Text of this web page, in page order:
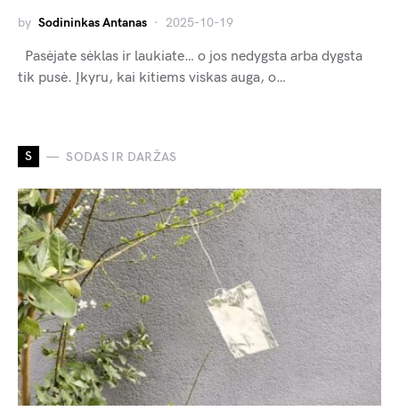
by Sodininkas Antanas 2025-10-19
Pasėjate sėklas ir laukiate… o jos nedygsta arba dygsta
tik pusė. Įkyru, kai kitiems viskas auga, o…
S SODAS IR DARŽAS